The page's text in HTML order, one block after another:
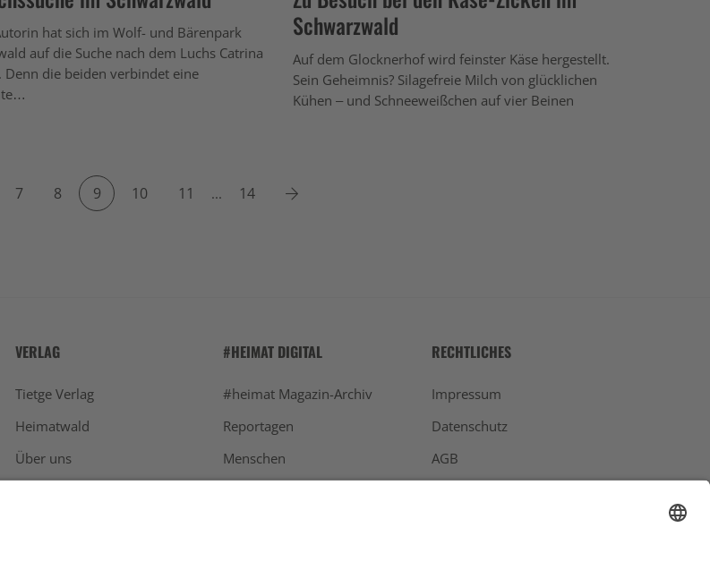
hat sich im Wolf- und Bärenpark
auf die Suche nach dem Luchs Catrina
Denn die beiden verbindet eine
Schwarzwald
Auf dem Glocknerhof wird feinster Käse hergestellt.
Sein Geheimnis? Silagefreie Milch von glücklichen
Kühen – und Schneeweißchen auf vier Beinen
7 8 9 10 11 ... 14 Next
VERLAG
Tietge Verlag
Heimatwald
Über uns
#HEIMAT DIGITAL
#heimat Magazin-Archiv
Reportagen
Menschen
RECHTLICHES
Impressum
Datenschutz
AGB